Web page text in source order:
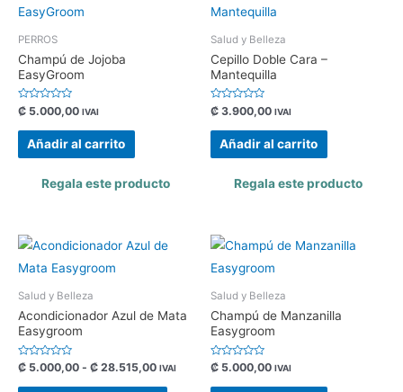
PERROS
Champú de Jojoba
EasyGroom
Valorado
con
0
₡ 5.000,00 IVAI
Añadir al carrito
Regala este producto
Salud y Belleza
Cepillo Doble Cara –
Mantequilla
Valorado
con
0
₡ 3.900,00 IVAI
Añadir al carrito
Regala este producto
Salud y Belleza
Acondicionador Azul de Mata
Easygroom
Valorado
con
0
₡ 5.000,00 - ₡ 28.515,00 IVAI
Salud y Belleza
Champú de Manzanilla
Easygroom
Valorado
con
0
₡ 5.000,00 IVAI